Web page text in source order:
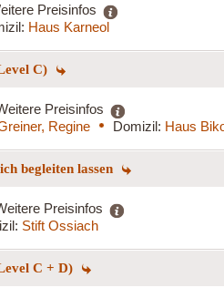
Preisinfos
Haus Karneol
C)
Preisinfos
Regine Domizil: Haus
begleiten lassen
Preisinfos
Stift Ossiach
C + D)